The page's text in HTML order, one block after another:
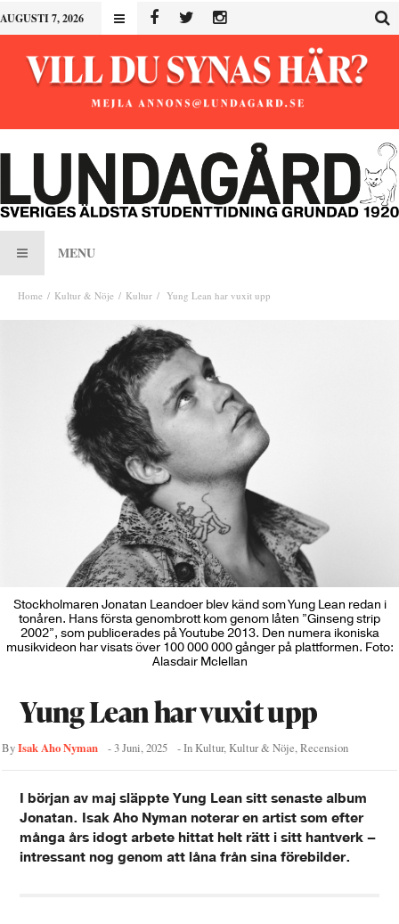
AUGUSTI 7, 2026
MENU
Home Kultur & Nöje Kultur Yung Lean har vuxit upp
Stockholmaren Jonatan Leandoer blev känd som Yung Lean redan i
tonåren. Hans första genombrott kom genom låten ”Ginseng strip
2002”, som publicerades på Youtube 2013. Den numera ikoniska
musikvideon har visats över 100 000 000 gånger på plattformen. Foto:
Alasdair Mclellan
Yung Lean har vuxit upp
ByIsak Aho Nyman -3 Juni, 2025 - In Kultur, Kultur & Nöje,Recension
I början av maj släppte Yung Lean sitt senaste album
Jonatan. Isak Aho Nyman noterar en artist som efter
många års idogt arbete hittat helt rätt i sitt hantverk –
intressant nog genom att låna från sina förebilder.